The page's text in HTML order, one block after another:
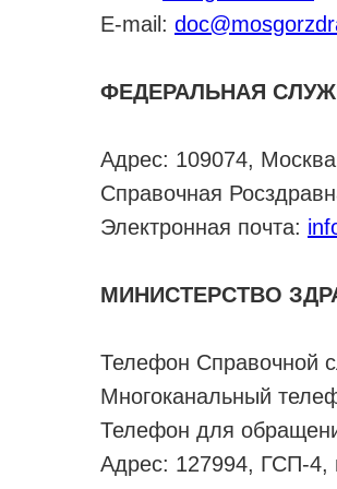
Е-mail:
ФЕДЕРАЛЬНАЯ
Адрес: 109074,
Справочная
Электронная почта:
МИНИСТЕРСТВО
Телефон Справочной
Многоканальный
Телефон для
Адрес: 127994, ГСП-4,